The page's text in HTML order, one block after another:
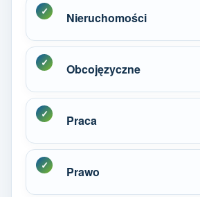
Nieruchomości
Obcojęzyczne
Praca
Prawo